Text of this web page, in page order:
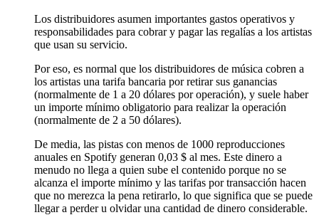
Los distribuidores asumen importantes gastos operativos y
responsabilidades para cobrar y pagar las regalías a los artistas
que usan su servicio.
Por eso, es normal que los distribuidores de música cobren a
los artistas una tarifa bancaria por retirar sus ganancias
(normalmente de 1 a 20 dólares por operación), y suele haber
un importe mínimo obligatorio para realizar la operación
(normalmente de 2 a 50 dólares).
De media, las pistas con menos de 1000 reproducciones
anuales en Spotify generan 0,03 $ al mes. Este dinero a
menudo no llega a quien sube el contenido porque no se
alcanza el importe mínimo y las tarifas por transacción hacen
que no merezca la pena retirarlo, lo que significa que se puede
llegar a perder u olvidar una cantidad de dinero considerable.